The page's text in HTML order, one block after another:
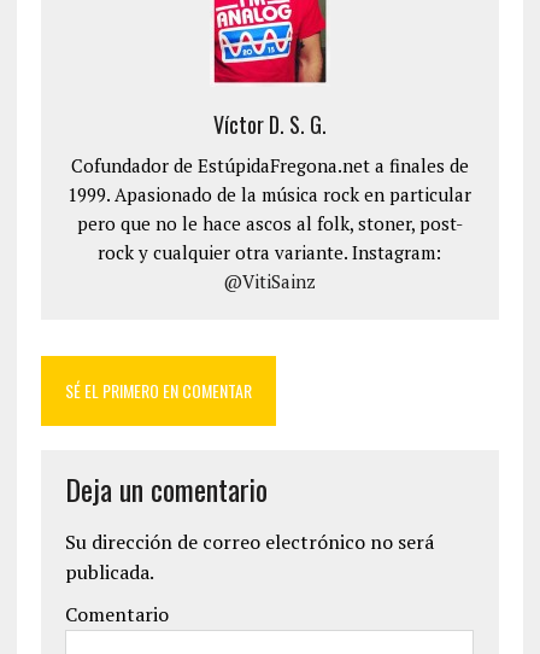
Víctor D. S. G.
Cofundador de EstúpidaFregona.net a finales de
1999. Apasionado de la música rock en particular
pero que no le hace ascos al folk, stoner, post-
rock y cualquier otra variante. Instagram:
@VitiSainz
SÉ EL PRIMERO EN COMENTAR
Deja un comentario
Su dirección de correo electrónico no será
publicada.
Comentario